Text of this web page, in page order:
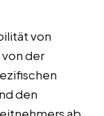
von
der
den